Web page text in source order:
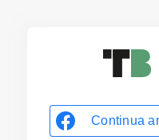
Continua